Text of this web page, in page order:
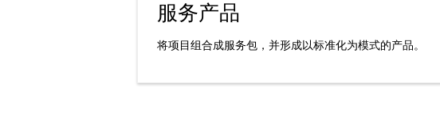
服务产品
化
将项目组合成服务包，并形成以标准化为模式的产品。